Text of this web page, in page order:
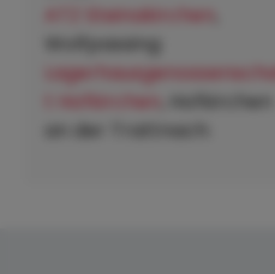
ATZ Steinakirchen
Wolfpassing:
Lagerhausgenossenschaf
t Hofkirchen
, Hofkirchen
an der Trattnach: